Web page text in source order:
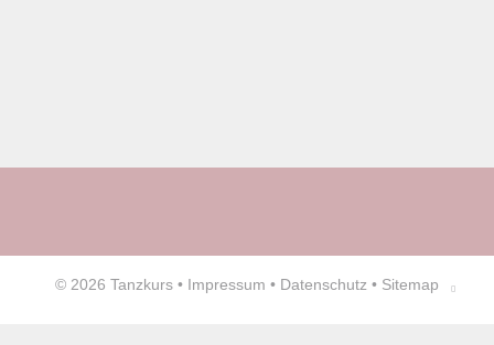
© 2026 Tanzkurs • Impressum • Datenschutz • Sitemap